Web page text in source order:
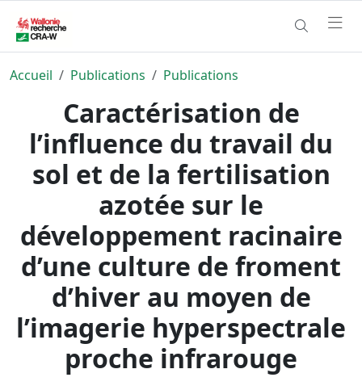
Accueil Publications Publications
Caractérisation de
l’influence du travail du
sol et de la fertilisation
azotée sur le
développement racinaire
d’une culture de froment
d’hiver au moyen de
l’imagerie hyperspectrale
proche infrarouge